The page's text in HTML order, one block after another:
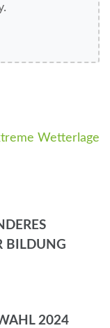
Wetterlage
BILDUNG
2024